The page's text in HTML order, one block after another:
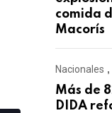
comida
Macorís
Nacionales ,
Más de
DIDA